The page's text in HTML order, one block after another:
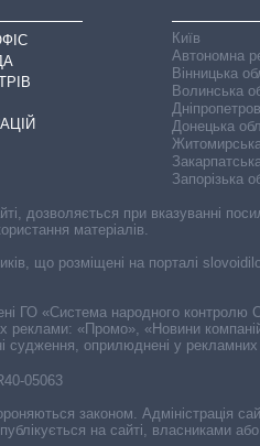
Київ
Автономна
Вінницька
Волинська
Донецька
Запорізька
05063
законом. Адміністрація
на сайті, власниками
дозволяється при вказуванні
матеріалів.
що розміщені на порталі
ГО «Система народного
реклами: «Промо», «Новини
судження, оприлюднені у